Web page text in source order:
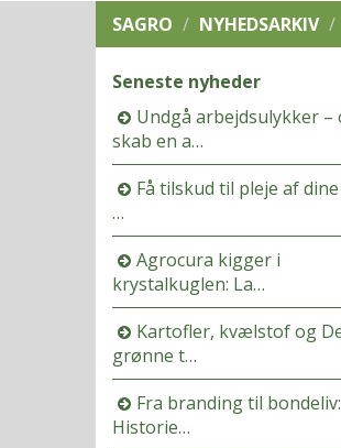
SAGRO NYHEDSARKIV
Seneste nyheder
Undgå arbejdsulykker –
skab en a…
Få tilskud til pleje af
…
Agrocura kigger i
krystalkuglen: La…
Kartofler, kvælstof og
grønne t…
Fra branding til bondeliv:
Historie…